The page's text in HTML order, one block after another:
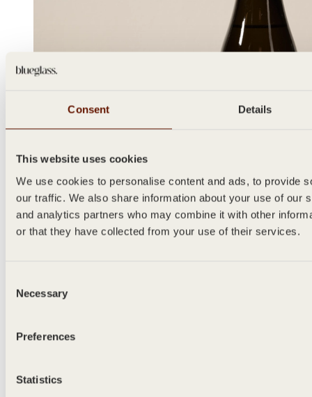
Consent Details
This website uses cookies
We use cookies to personalise content and ads, to provide
our traffic. We also share information about your use of our
and analytics partners who may combine it with other
or that they have collected from your use of their services.
Selection
Necessary
Preferences
Statistics
375ml